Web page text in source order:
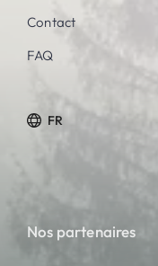
Contact
FAQ
FR
Nos partenaires